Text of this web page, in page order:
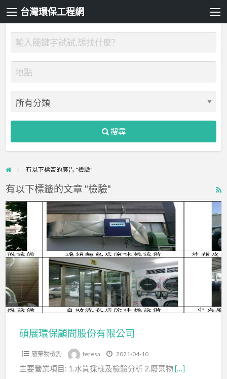
台灣環保工程網
搜尋
有以下標簽的廣告 "檢驗"
有以下標籤的文章 "檢驗"
碩
展
環
保
顧
問
股
份
有
碩展環保顧問股份有限公司
廢棄物檢測 teresa 2021-04-10
主要營業項目: 1.水質採樣及檢驗分析 2.廢棄物 […]